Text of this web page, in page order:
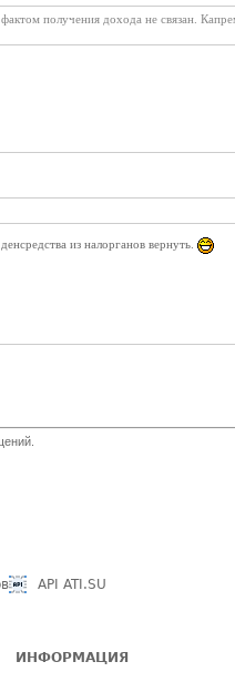
получения дохода не связан.
из налорганов вернуть.
API ATI.SU
ИНФОРМАЦИЯ